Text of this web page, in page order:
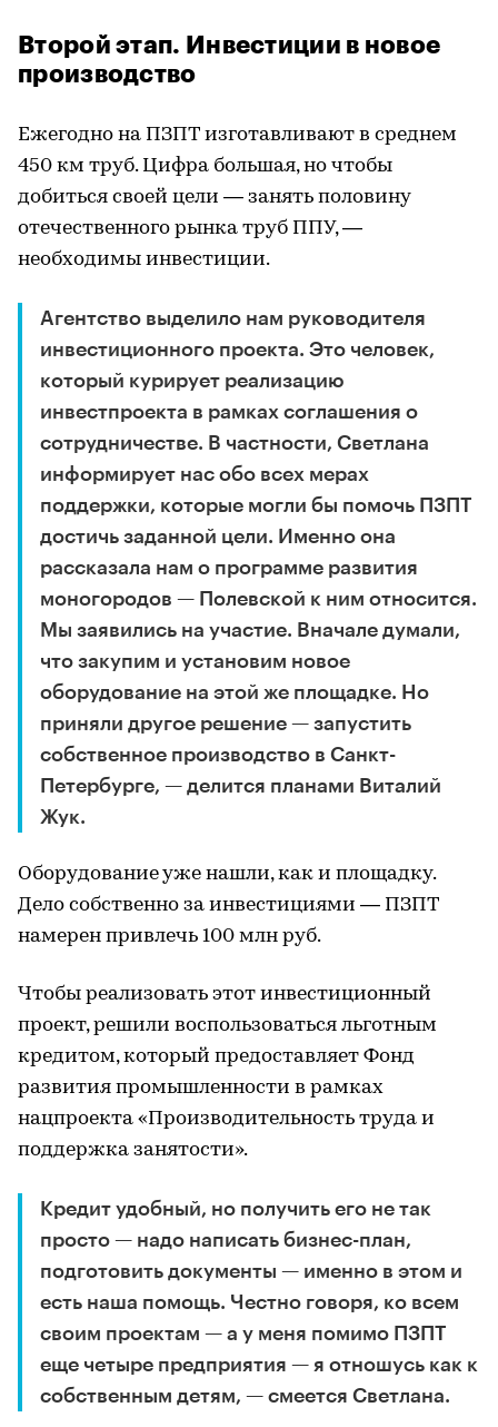
Второй этап. Инвестиции в новое
производство
Ежегодно на ПЗПТ изготавливают в среднем
450 км труб. Цифра большая, но чтобы
добиться своей цели — занять половину
отечественного рынка труб ППУ, —
необходимы инвестиции.
Агентство выделило нам руководителя
инвестиционного проекта. Это человек,
который курирует реализацию
инвестпроекта в рамках соглашения о
сотрудничестве. В частности, Светлана
информирует нас обо всех мерах
поддержки, которые могли бы помочь ПЗПТ
достичь заданной цели. Именно она
рассказала нам о программе развития
моногородов — Полевской к ним относится.
Мы заявились на участие. Вначале думали,
что закупим и установим новое
оборудование на этой же площадке. Но
приняли другое решение — запустить
собственное производство в Санкт-
Петербурге, — делится планами Виталий
Жук.
Оборудование уже нашли, как и площадку.
Дело собственно за инвестициями — ПЗПТ
намерен привлечь 100 млн руб.
Чтобы реализовать этот инвестиционный
проект, решили воспользоваться льготным
кредитом, который предоставляет Фонд
развития промышленности в рамках
нацпроекта «Производительность труда и
поддержка занятости».
Кредит удобный, но получить его не так
просто — надо написать бизнес-план,
подготовить документы — именно в этом и
есть наша помощь. Честно говоря, ко всем
своим проектам — а у меня помимо ПЗПТ
еще четыре предприятия — я отношусь как к
собственным детям, — смеется Светлана.